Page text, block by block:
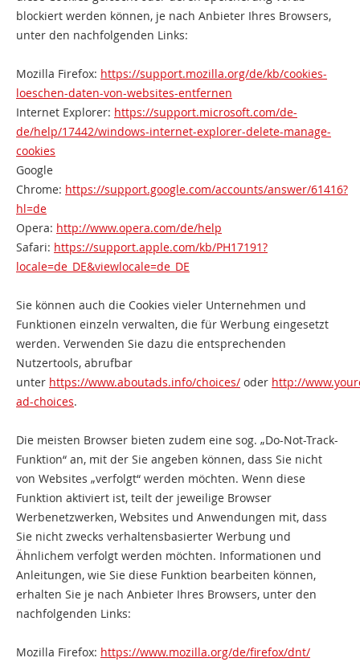
blockiert werden können, je nach Anbieter Ihres Browsers,
unter den nachfolgenden Links:
Mozilla Firefox: https://support.mozilla.org/de/kb/cookies-
loeschen-daten-von-websites-entfernen
Internet Explorer: https://support.microsoft.com/de-
de/help/17442/windows-internet-explorer-delete-manage-
cookies
Google
Chrome: https://support.google.com/accounts/answer/61416?
hl=de
Opera: http://www.opera.com/de/help
Safari: https://support.apple.com/kb/PH17191?
locale=de_DE&viewlocale=de_DE
Sie können auch die Cookies vieler Unternehmen und
Funktionen einzeln verwalten, die für Werbung eingesetzt
werden. Verwenden Sie dazu die entsprechenden
Nutzertools, abrufbar
unter https://www.aboutads.info/choices/ oder http://
ad-choices.
Die meisten Browser bieten zudem eine sog. „Do-Not-Track-
Funktion“ an, mit der Sie angeben können, dass Sie nicht
von Websites „verfolgt“ werden möchten. Wenn diese
Funktion aktiviert ist, teilt der jeweilige Browser
Werbenetzwerken, Websites und Anwendungen mit, dass
Sie nicht zwecks verhaltensbasierter Werbung und
Ähnlichem verfolgt werden möchten. Informationen und
Anleitungen, wie Sie diese Funktion bearbeiten können,
erhalten Sie je nach Anbieter Ihres Browsers, unter den
nachfolgenden Links:
Mozilla Firefox: https://www.mozilla.org/de/firefox/dnt/